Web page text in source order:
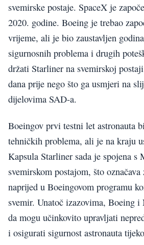
svemirske postaje. SpaceX je
2020. godine. Boeing je trebao
vrijeme, ali je bio zaustavljen
sigurnosnih problema i drugih
držati Starliner na svemirskoj
dana prije nego što ga usmjeri na
dijelovima SAD-a.
Boeingov prvi testni let astronauta
tehničkih problema, ali je na kraju
Kapsula Starliner sada je spojena s
svemirskom postajom, što
naprijed u Boeingovom programu
svemir. Unatoč izazovima, Boeing
da mogu učinkovito upravljati
i osigurati sigurnost astronauta